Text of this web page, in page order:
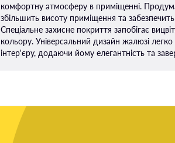
комфортну атмосферу в приміщенні.
збільшить висоту приміщення та забезпечить
Спеціальне захисне покриття запобігає
кольору. Універсальний дизайн жалюзі
інтер'єру, додаючи йому елегантність та